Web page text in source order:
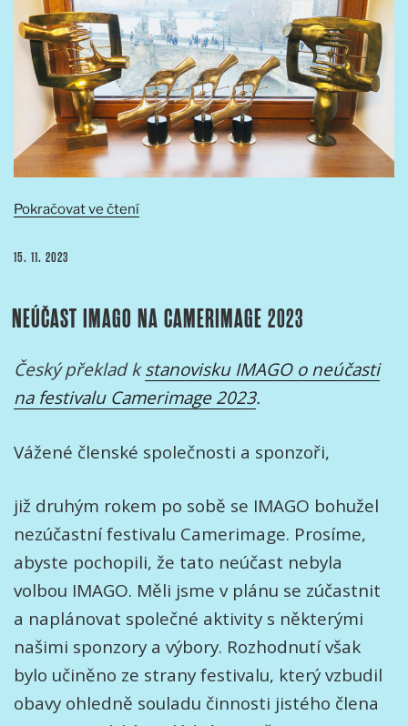
Pokračovat ve čtení„Připomenutí
Asociace
kameramanů
za
rok
PUBLIKOVÁNO
15. 11. 2023
NEÚČAST IMAGO NA CAMERIMAGE 2023
Český překlad kstanovisku IMAGO o neúčasti
na festivalu Camerimage 2023.
Vážené členské společnosti a sponzoři,
již druhým rokem po sobě se IMAGO bohužel
nezúčastní festivalu Camerimage. Prosíme,
abyste pochopili, že tato neúčast nebyla
volbou IMAGO. Měli jsme v plánu se zúčastnit
a naplánovat společné aktivity s některými
našimi sponzory a výbory. Rozhodnutí však
bylo učiněno ze strany festivalu, který vzbudil
obavy ohledně souladu činnosti jistého člena